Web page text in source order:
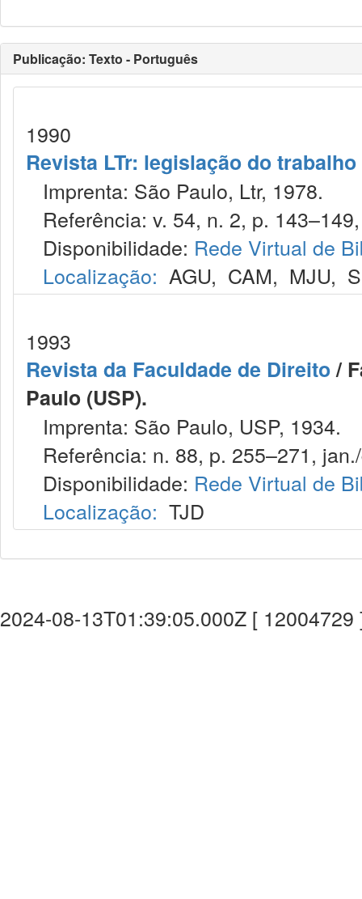
Publicação: Texto - Português
1990
Revista LTr: legislação do trabalho
Imprenta: São Paulo, Ltr, 1978.
Referência: v. 54, n. 2, p.
Disponibilidade: Rede Virtual de
Localização: AGU, CAM, MJU,
1993
Revista da Faculdade de Direito/
Paulo (USP).
Imprenta: São Paulo, USP, 1934.
Referência: n. 88, p. 255–271,
Disponibilidade: Rede Virtual de
Localização: TJD
2024-08-13T01:39:05.000Z [ 12004729